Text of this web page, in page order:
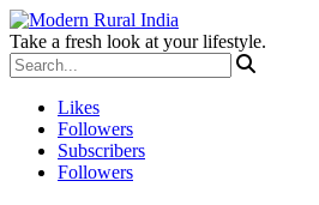
Take a fresh look at your lifestyle.
Likes
Followers
Subscribers
Followers